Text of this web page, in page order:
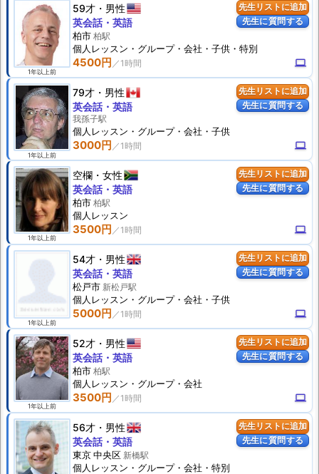
先生リストに追加
先生に質問する
1年以上前
59才 男性
4500円 computer
英会話・英語
柏市 柏駅
個人 レッスン ・グループ・会社・子供・特別
先生リストに追加
先生に質問する
1年以上前
79才 男性
3000円 computer
英会話・英語
我孫子駅
個人 レッスン ・グループ・会社・子供
先生リストに追加
先生に質問する
1年以上前
空欄 女性
3500円 computer
英会話・英語
柏市 柏駅
個人 レッスン
先生リストに追加
先生に質問する
1年以上前
54才 男性
5000円 computer
英会話・英語
松戸市 新松戸駅
個人 レッスン ・グループ・会社・子供
先生リストに追加
先生に質問する
1年以上前
52才 男性
3500円 computer
英会話・英語
柏市 柏駅
個人 レッスン ・グループ・会社
先生リストに追加
先生に質問する
56才 男性
英会話・英語
東京 中央区 新橋駅
個人 レッスン ・グループ・会社・特別